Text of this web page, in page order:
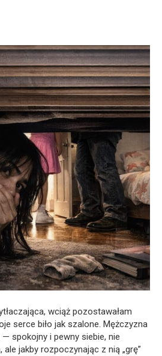
wciąż pozostawałam
serce biło jak szalone. Mężczyzna
spokojny i pewny siebie, nie
ale jakby rozpoczynając z nią „grę”